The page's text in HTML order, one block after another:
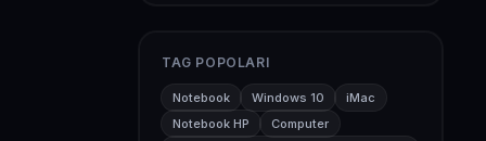
TAG POPOLARI
Notebook Windows 10
iMac
Notebook HP
Computer